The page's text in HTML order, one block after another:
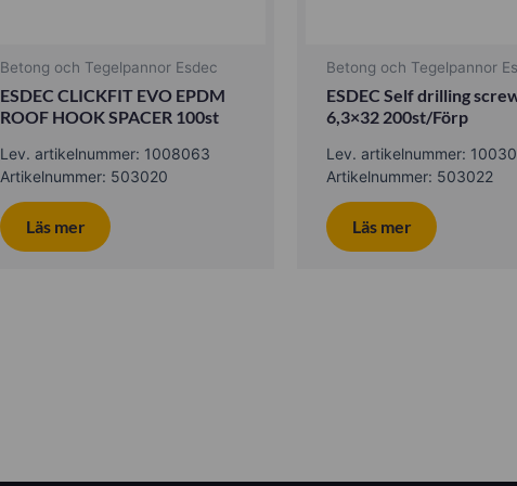
Betong och Tegelpannor Esdec
ESDEC CLICKFIT EVO EPDM
ROOF HOOK SPACER 100st
Lev. artikelnummer: 1008063
Artikelnummer: 503020
Läs mer
Betong och Tegelpannor
ESDEC Self drilling
6,3×32 200st/Förp
Lev. artikelnummer:
Artikelnummer: 503022
Läs mer